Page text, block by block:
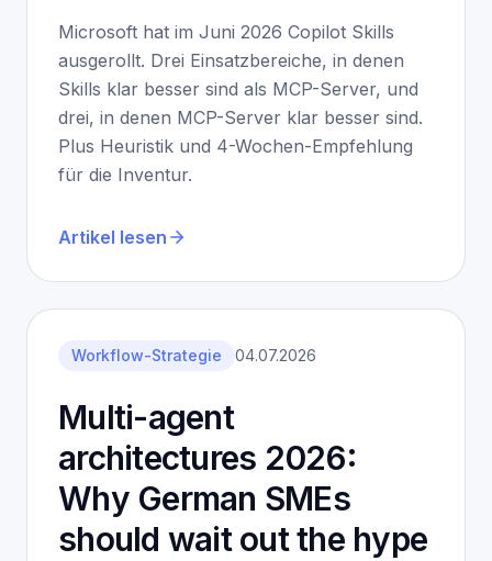
Microsoft hat im Juni 2026 Copilot Skills
ausgerollt. Drei Einsatzbereiche, in denen
Skills klar besser sind als MCP-Server, und
drei, in denen MCP-Server klar besser sind.
Plus Heuristik und 4-Wochen-Empfehlung
für die Inventur.
Artikel lesen
Workflow-Strategie 04.07.2026
Multi-agent
architectures 2026:
Why German SMEs
should wait out the hype